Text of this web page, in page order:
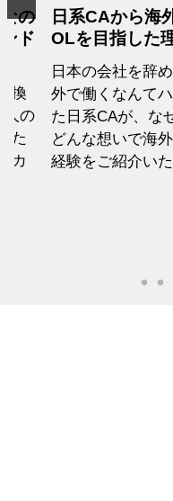
の
ド
換
人の
た
カ
日系CAから海
OLを目指した
日本の会社を辞
外で働くなんて
た日系CAが、な
どんな想いで海
経験をご紹介いた